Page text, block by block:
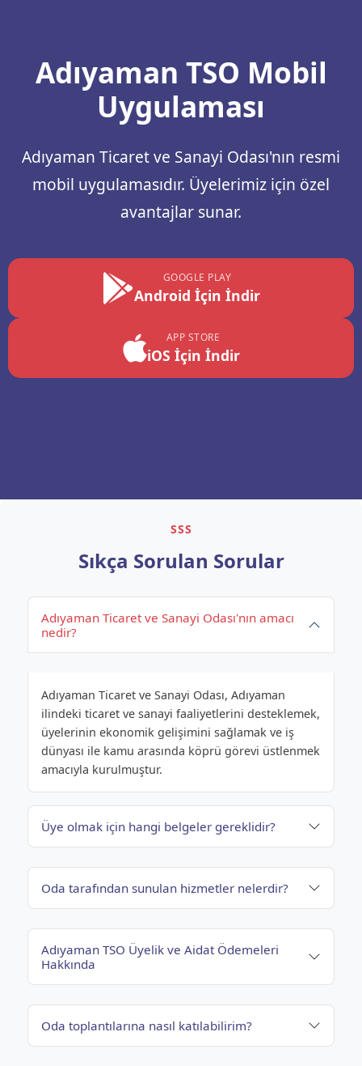
Adıyaman TSO Mobil
Uygulaması
Adıyaman Ticaret ve Sanayi Odası'nın resmi
mobil uygulamasıdır. Üyelerimiz için özel
avantajlar sunar.
GOOGLE PLAY
Android İçin İndir
APP STORE
iOS İçin İndir
SSS
Sıkça Sorulan Sorular
Adıyaman Ticaret ve Sanayi Odası'nın amacı
nedir?
Adıyaman Ticaret ve Sanayi Odası, Adıyaman
ilindeki ticaret ve sanayi faaliyetlerini desteklemek,
üyelerinin ekonomik gelişimini sağlamak ve iş
dünyası ile kamu arasında köprü görevi üstlenmek
amacıyla kurulmuştur.
Üye olmak için hangi belgeler gereklidir?
Oda tarafından sunulan hizmetler nelerdir?
Adıyaman TSO Üyelik ve Aidat Ödemeleri
Hakkında
Oda toplantılarına nasıl katılabilirim?